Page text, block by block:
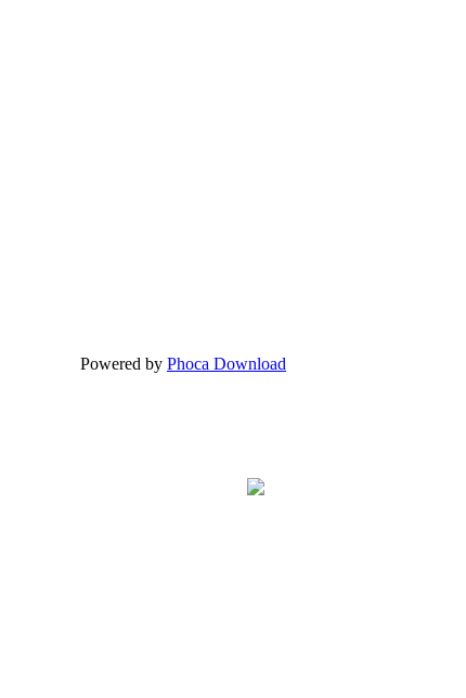
Powered by Phoca Download